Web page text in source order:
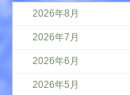
2026年8月
2026年7月
2026年6月
2026年5月